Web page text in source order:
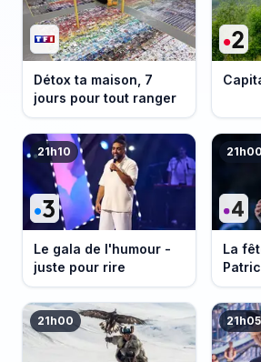
Détox ta maison, 7
jours pour tout ranger
21h10
Le gala de l'humour -
juste pour rire
21h00
La
21h00 21h05